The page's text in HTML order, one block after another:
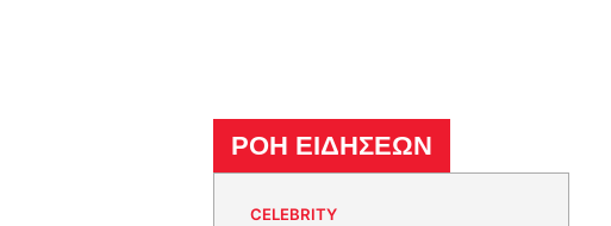
ΡΟΗ ΕΙΔΗΣΕΩΝ
CELEBRITY